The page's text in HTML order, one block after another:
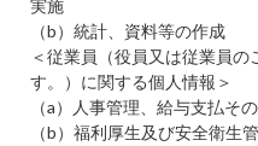
実施
（b）統計、資料等の作成
＜従業員（役員又は従業員の
す。）に関する個人情報＞
（a）人事管理、給与支払そ
（b）福利厚生及び安全衛生